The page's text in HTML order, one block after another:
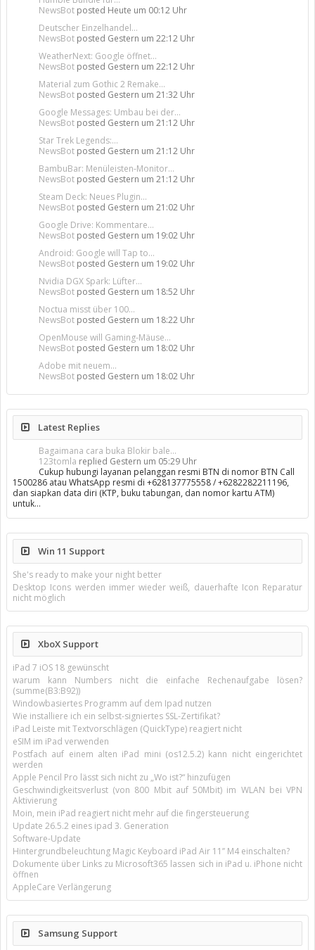
NewsBot posted Heute um 00:12 Uhr
Deutscher Einzelhandel...
NewsBot posted Gestern um 22:12 Uhr
WeatherNext: Google öffnet...
NewsBot posted Gestern um 22:12 Uhr
Material zum Gothic 2 Remake...
NewsBot posted Gestern um 21:32 Uhr
Google Messages: Umbau bei der...
NewsBot posted Gestern um 21:12 Uhr
Star Trek Legends:...
NewsBot posted Gestern um 21:12 Uhr
BambuBar: Menüleisten-Monitor...
NewsBot posted Gestern um 21:12 Uhr
Steam Deck: Neues Plugin...
NewsBot posted Gestern um 21:02 Uhr
Google Drive: Kommentare...
NewsBot posted Gestern um 19:02 Uhr
Android: Google will Tap to...
NewsBot posted Gestern um 19:02 Uhr
Nvidia DGX Spark: Lüfter...
NewsBot posted Gestern um 18:52 Uhr
Noctua misst über 100...
NewsBot posted Gestern um 18:22 Uhr
OpenMouse will Gaming-Mäuse...
NewsBot posted Gestern um 18:02 Uhr
Adobe mit neuem...
NewsBot posted Gestern um 18:02 Uhr
Latest Replies
Bagaimana cara buka Blokir bale...
123tomla replied Gestern um 05:29 Uhr
Cukup hubungi layanan pelanggan resmi BTN di nomor BTN Call
1500286 atau WhatsApp resmi di +628137775558 / +6282282211196,
dan siapkan data diri (KTP, buku tabungan, dan nomor kartu ATM)
untuk…
Win 11 Support
She's ready to make your night better
Desktop Icons werden immer wieder weiß, dauerhafte Icon Reparatur
nicht möglich
XboX Support
iPad 7 iOS 18 gewünscht
warum kann Numbers nicht die einfache Rechenaufgabe lösen?
(summe(B3:B92))
Windowbasiertes Programm auf dem Ipad nutzen
Wie installiere ich ein selbst-signiertes SSL-Zertifikat?
iPad Leiste mit Textvorschlägen (QuickType) reagiert nicht
eSIM im iPad verwenden
Postfach auf einem alten iPad mini (os12.5.2) kann nicht eingerichtet
werden
Apple Pencil Pro lässt sich nicht zu „Wo ist?“ hinzufügen
Geschwindigkeitsverlust (von 800 Mbit auf 50Mbit) im WLAN bei VPN
Aktivierung
Moin, mein iPad reagiert nicht mehr auf die fingersteuerung
Update 26.5.2 eines ipad 3. Generation
Software-Update
Hintergrundbeleuchtung Magic Keyboard iPad Air 11’’ M4 einschalten?
Dokumente über Links zu Microsoft365 lassen sich in iPad u. iPhone nicht
öffnen
AppleCare Verlängerung
Samsung Support